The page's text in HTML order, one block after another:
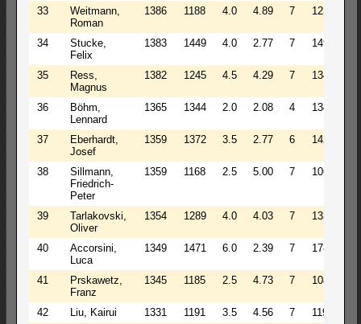
33
Weitmann,
Roman
1386 1188 4.0 4.89 7 1238
34
Stucke,
Felix
1383 1449 4.0 2.77 7 1499
35
Ress,
Magnus
1382 1245 4.5 4.29 7 1347
36
Böhm,
Lennard
1365 1344 2.0 2.08 4 1344
37
Eberhardt,
Josef
1359 1372 3.5 2.77 6 1429
38
Sillmann,
Friedrich-
Peter
1359 1168 2.5 5.00 7 1066
39
Tarlakovski,
Oliver
1354 1289 4.0 4.03 7 1339
40
Accorsini,
Luca
1349 1471 6.0 2.39 7 1780
41
Prskawetz,
Franz
1345 1185 2.5 4.73 7 1083
42 Liu, Kairui 1331 1191 3.5 4.56 7 1191